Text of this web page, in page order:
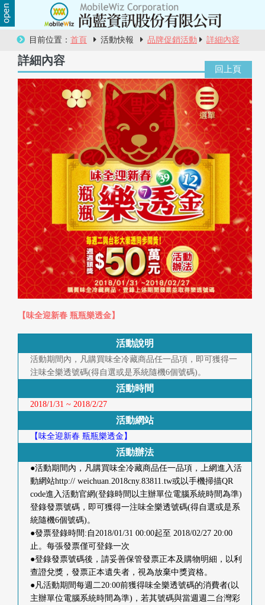
目前位置： 首頁 活動快報 品牌促銷活動 詳細內容
詳細內容
【味全迎新春 瓶瓶樂透金】
活動說明
活動期間內，凡購買味全冷藏商品任一品項，即可獲得一
注味全樂透號碼(得自選或是系統隨機6個號碼)。
活動時間
2018/1/31 ~ 2018/2/27
活動網站
【味全迎新春 瓶瓶樂透金】
活動辦法
●活動期間內，凡購買味全冷藏商品任一品項，上網進入活
動網站http:// weichuan.2018cny.83811.tw或以手機掃描QR
code進入活動官網(登錄時間以主辦單位電腦系統時間為準)
登錄發票號碼，即可獲得一注味全樂透號碼(得自選或是系
統隨機6個號碼)。
●發票登錄時間:自2018/01/31 00:00起至 2018/02/27 20:00
止。每張發票僅可登錄一次
●登錄發票號碼後，請妥善保管發票正本及購物明細，以利
查證兌獎，發票正本遺失者，視為放棄中獎資格。
●凡活動期間每週二20:00前獲得味全樂透號碼的消費者(以
主辦單位電腦系統時間為準)，若其號碼與當週週二台灣彩